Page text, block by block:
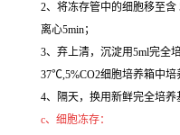
2、将冻存管中的细胞移至含
离心5min；
3、弃上清，沉淀用5ml完全
37℃,5%CO2细胞培养箱中培
4、隔天，换用新鲜完全培养
c、细胞冻存：